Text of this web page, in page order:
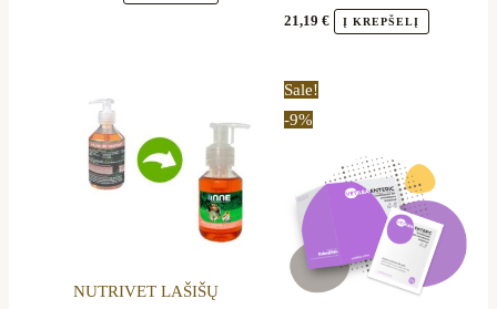
21,19 € Į KREPŠELĮ
NUTRIVET LAŠIŠŲ
11,90 €
through
25,90 €
has
multiple
variants.
may
Sale!
-9%